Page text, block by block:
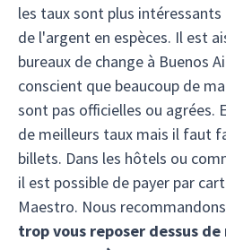
les taux sont plus
de l'argent en espèces. Il est
bureaux de change à Buenos
conscient que beaucoup de
sont pas officielles ou agrées.
de meilleurs taux mais il faut
billets. Dans les hôtels ou
il est possible de payer par
Maestro. Nous
trop vous reposer dessus de